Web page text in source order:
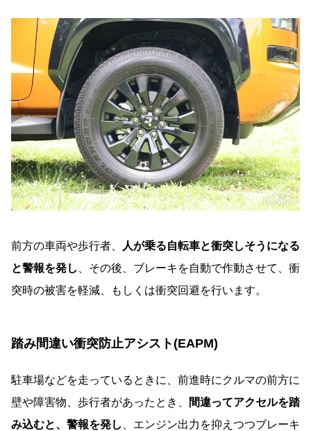
前方の車両や歩行者、
人が乗る自転車と衝突しそうになる
と警報を発し
、その後、ブレーキを自動で作動させて、衝
突時の被害を軽減、もしくは衝突回避を行います。
踏み間違い衝突防止アシスト(EAPM)
駐車場などを走っているときに、前進時にクルマの前方に
壁や障害物、歩行者があったとき、
間違ってアクセルを踏
み込むと、警報を発し
、エンジン出力を抑えつつブレーキ